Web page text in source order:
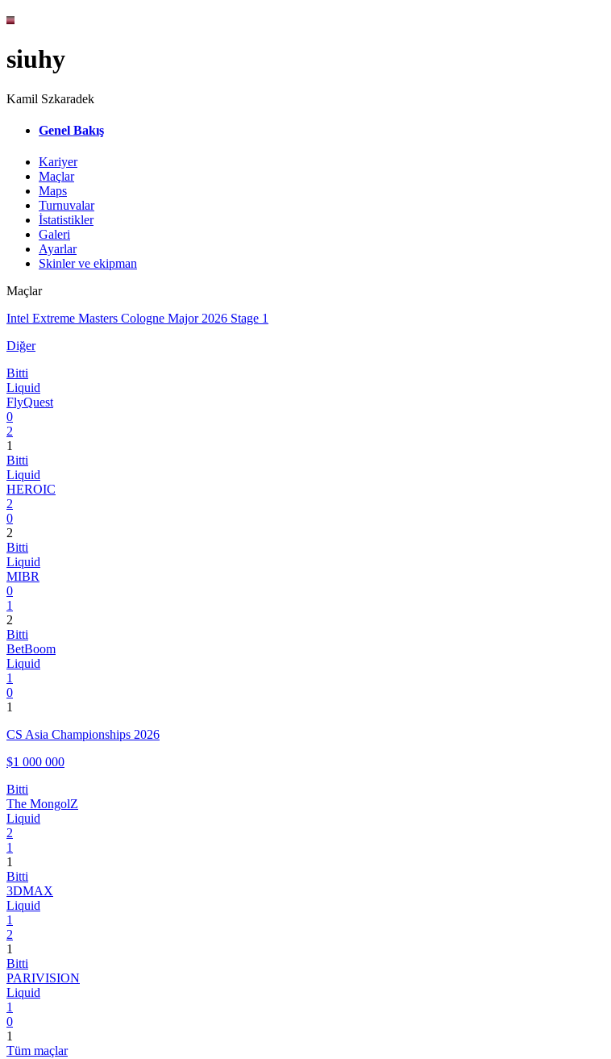
siuhy
Kamil Szkaradek
Genel Bakış
Kariyer
Maçlar
Maps
Turnuvalar
İstatistikler
Galeri
Ayarlar
Skinler ve ekipman
Maçlar
Intel Extreme Masters Cologne Major 2026 Stage 1
Diğer
Bitti
Liquid
FlyQuest
0
2
1
Bitti
Liquid
HEROIC
2
0
2
Bitti
Liquid
MIBR
0
1
2
Bitti
BetBoom
Liquid
1
0
1
CS Asia Championships 2026
$1 000 000
Bitti
The MongolZ
Liquid
2
1
1
Bitti
3DMAX
Liquid
1
2
1
Bitti
PARIVISION
Liquid
1
0
1
Tüm maçlar